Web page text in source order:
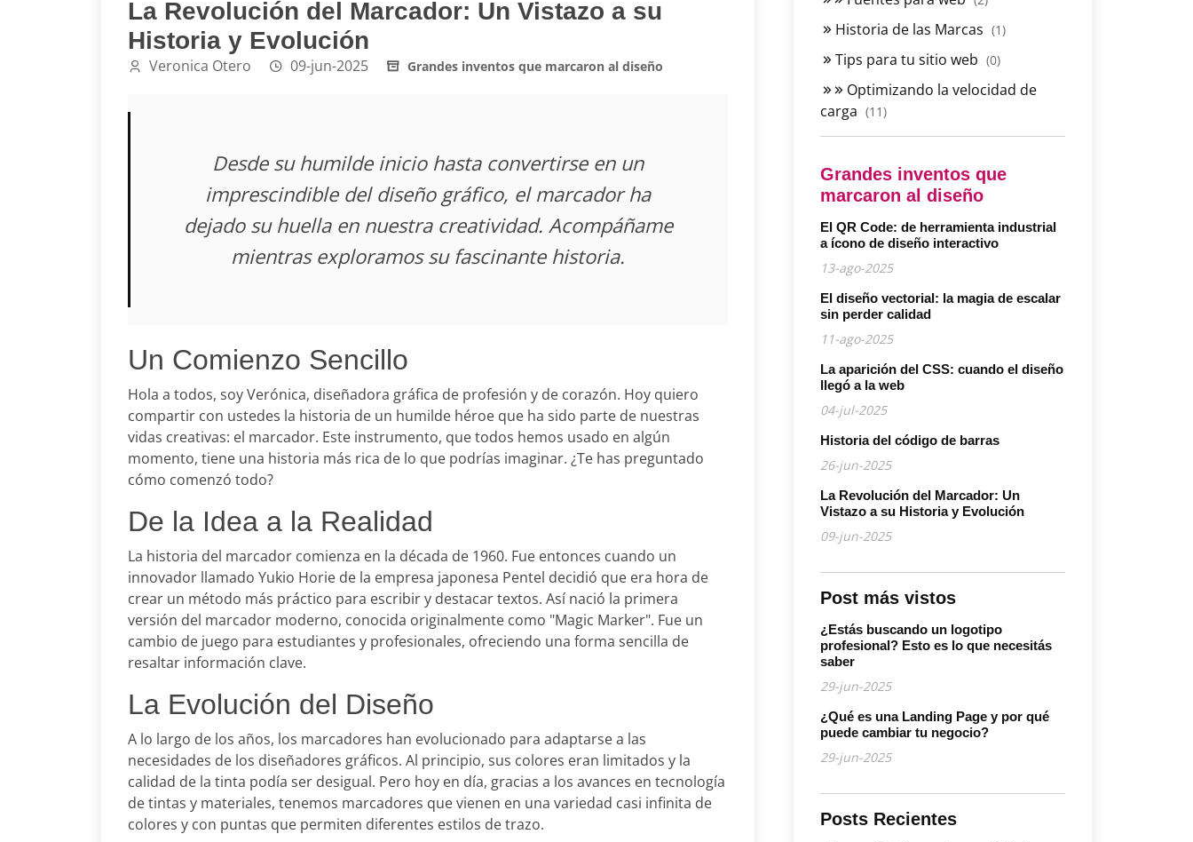
La Revolución del Marcador: Un Vistazo a su
Historia y Evolución
Veronica Otero 09-jun-2025 Grandes inventos que marcaron al diseño
Desde su humilde inicio hasta convertirse en un
imprescindible del diseño gráfico, el marcador ha
dejado su huella en nuestra creatividad. Acompáñame
mientras exploramos su fascinante historia.
Un Comienzo Sencillo
Hola a todos, soy Verónica, diseñadora gráfica de profesión y de corazón. Hoy quiero
compartir con ustedes la historia de un humilde héroe que ha sido parte de nuestras
vidas creativas: el marcador. Este instrumento, que todos hemos usado en algún
momento, tiene una historia más rica de lo que podrías imaginar. ¿Te has preguntado
cómo comenzó todo?
De la Idea a la Realidad
La historia del marcador comienza en la década de 1960. Fue entonces cuando un
innovador llamado Yukio Horie de la empresa japonesa Pentel decidió que era hora de
crear un método más práctico para escribir y destacar textos. Así nació la primera
versión del marcador moderno, conocida originalmente como "Magic Marker". Fue un
cambio de juego para estudiantes y profesionales, ofreciendo una forma sencilla de
resaltar información clave.
La Evolución del Diseño
A lo largo de los años, los marcadores han evolucionado para adaptarse a las
necesidades de los diseñadores gráficos. Al principio, sus colores eran limitados y la
calidad de la tinta podía ser desigual. Pero hoy en día, gracias a los avances en tecnología
de tintas y materiales, tenemos marcadores que vienen en una variedad casi infinita de
colores y con puntas que permiten diferentes estilos de trazo.
Historia de las Marcas (1)
Tips para tu sitio web (0)
Optimizando la velocidad de
carga (11)
Grandes inventos que
marcaron al diseño
El QR Code: de herramienta industrial
a ícono de diseño interactivo
13-ago-2025
El diseño vectorial: la magia de escalar
sin perder calidad
11-ago-2025
La aparición del CSS: cuando el diseño
llegó a la web
04-jul-2025
Historia del código de barras
26-jun-2025
La Revolución del Marcador: Un
Vistazo a su Historia y Evolución
09-jun-2025
Post más vistos
¿Estás buscando un logotipo
profesional? Esto es lo que necesitás
saber
29-jun-2025
¿Qué es una Landing Page y por qué
puede cambiar tu negocio?
29-jun-2025
Posts Recientes